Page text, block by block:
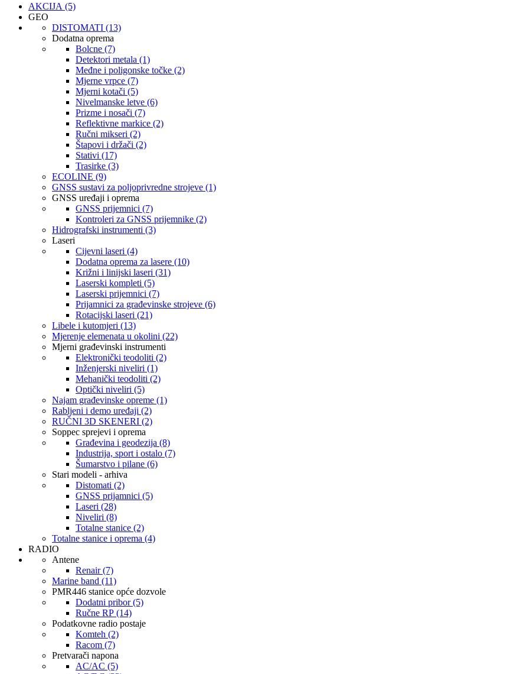
AKCIJA (5)
GEO
DISTOMATI (13)
Dodatna oprema
Bolcne (7)
Detektori metala (1)
Međne i poligonske točke (2)
Mjerne vrpce (7)
Mjerni kotači (5)
Nivelmanske letve (6)
Prizme i nosači (7)
Reflektivne markice (2)
Ručni mikseri (2)
Štapovi i držači (2)
Stativi (17)
Trasirke (3)
ECOLINE (9)
GNSS sustavi za poljoprivredne strojeve (1)
GNSS uređaji i oprema
GNSS prijemnici (7)
Kontroleri za GNSS prijemnike (2)
Hidrografski instrumenti (3)
Laseri
Cijevni laseri (4)
Dodatna oprema za lasere (10)
Križni i linijski laseri (31)
Laserski kompleti (5)
Laserski prijemnici (7)
Prijamnici za građevinske strojeve (6)
Rotacijski laseri (21)
Libele i kutomjeri (13)
Mjerenje elemenata u okolini (22)
Mjerni građevinski instrumenti
Elektronički teodoliti (2)
Inženjerski niveliri (1)
Mehanički teodoliti (2)
Optički niveliri (5)
Najam građevinske opreme (1)
Rabljeni i demo uređaji (2)
RUČNI 3D SKENERI (2)
Soppec sprejevi i oprema
Građevina i geodezija (8)
Industrija, sport i ostalo (7)
Šumarstvo i pilane (6)
Stari modeli - arhiva
Distomati (2)
GNSS prijamnici (5)
Laseri (28)
Niveliri (8)
Totalne stanice (2)
Totalne stanice i oprema (4)
RADIO
Antene
Renair (7)
Marine band (11)
PMR446 stanice opće dozvole
Dodatni pribor (5)
Ručne RP (14)
Podatkovne radio postaje
Komteh (2)
Racom (7)
Pretvarači napona
AC/AC (5)